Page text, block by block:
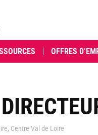
OFFRES
, Centre Val de Loire